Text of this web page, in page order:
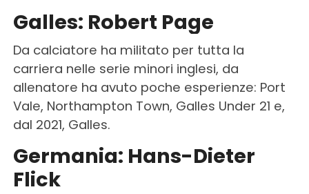
Galles: Robert Page
Da calciatore ha militato per tutta la
carriera nelle serie minori inglesi, da
allenatore ha avuto poche esperienze: Port
Vale, Northampton Town, Galles Under 21 e,
dal 2021, Galles.
Germania: Hans-Dieter
Flick